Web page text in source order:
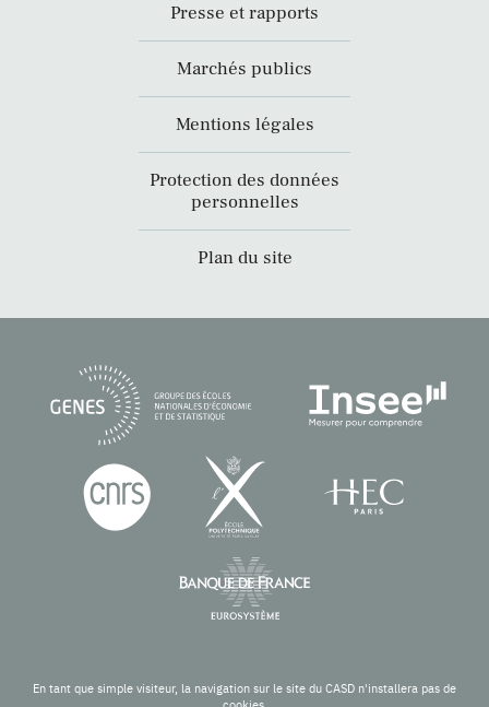
Presse et rapports
Marchés publics
Mentions légales
Protection des données
personnelles
Plan du site
En tant que simple visiteur, la navigation sur le site du CASD n'installera pas de